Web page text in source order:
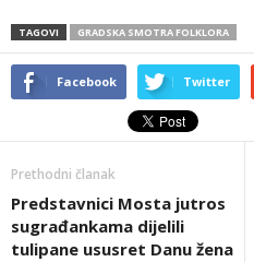
TAGOVI GRADSKA SMOTRA FOLKLORA
Facebook Twitter
Prethodni članak
Predstavnici Mosta jutros
sugrađankama dijelili
tulipane ususret Danu žena